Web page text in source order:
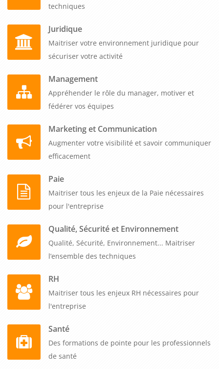
techniques
Juridique
Maitriser votre environnement juridique pour
sécuriser votre activité
Management
Appréhender le rôle du manager, motiver et
fédérer vos équipes
Marketing et Communication
Augmenter votre visibilité et savoir communiquer
efficacement
Paie
Maitriser tous les enjeux de la Paie nécessaires
pour l'entreprise
Qualité, Sécurité et Environnement
Qualité, Sécurité, Environnement... Maitriser
l’ensemble des techniques
RH
Maitriser tous les enjeux RH nécessaires pour
l'entreprise
Santé
Des formations de pointe pour les professionnels
de santé